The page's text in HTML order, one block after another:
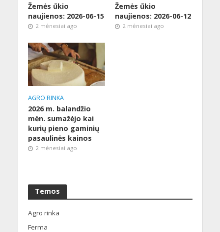
Žemės ūkio
naujienos: 2026-06-15
2 mėnesiai ago
Žemės ūkio
naujienos: 2026-06-12
2 mėnesiai ago
AGRO RINKA
2026 m. balandžio
mėn. sumažėjo kai
kurių pieno gaminių
pasaulinės kainos
2 mėnesiai ago
Temos
Agro rinka
Ferma